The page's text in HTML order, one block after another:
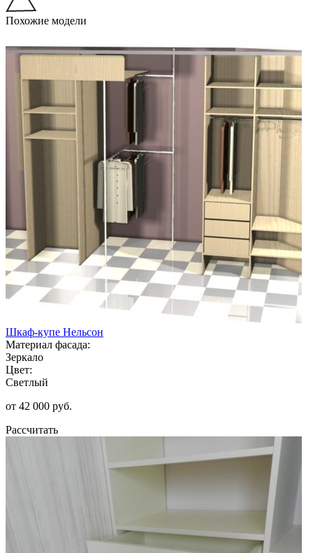
Похожие модели
Шкаф-купе Нельсон
Материал фасада:
Зеркало
Цвет:
Светлый
от 42 000 руб.
Рассчитать